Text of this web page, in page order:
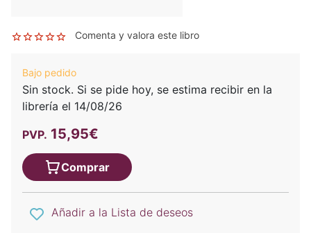
Comenta y valora este libro
Bajo pedido
Sin stock. Si se pide hoy, se estima recibir en la
librería el 14/08/26
PVP. 15,95€
Comprar
Añadir a la Lista de deseos